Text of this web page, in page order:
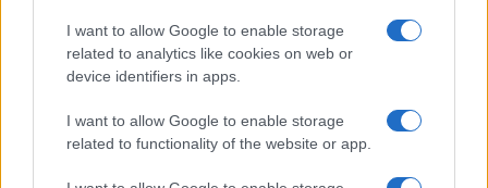
I want to allow Google to enable storage
related to analytics like cookies on web or
device identifiers in apps.
I want to allow Google to enable storage
related to functionality of the website or app.
Matteo Pellegrino · 6 Ago 2026
LIFESTYLE